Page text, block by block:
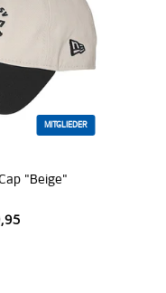
MITGLIEDER
"Beige"